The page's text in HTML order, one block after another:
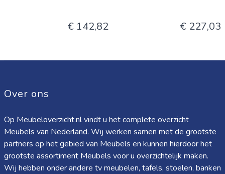
€ 142,82 € 227,03
Over ons
Op Meubeloverzicht.nl vindt u het complete overzicht
Meubels van Nederland. Wij werken samen met de grootste
partners op het gebied van Meubels en kunnen hierdoor het
grootste assortiment Meubels voor u overzichtelijk maken.
Wij hebben onder andere tv meubelen, tafels, stoelen, banken